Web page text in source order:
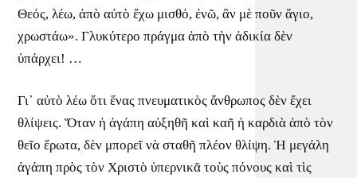
Θεός, λέω, ἀπὸ αὐτὸ ἔχω μισθό, ἐνῶ, ἂν μὲ ποῦν ἅγιο,
χρωστάω». Γλυκύτερο πράγμα ἀπὸ τὴν ἀδικία δὲν
ὑπάρχει! …
Γι᾿ αὐτὸ λέω ὅτι ἕνας πνευματικὸς ἄνθρωπος δὲν ἔχει
θλίψεις. Ὅταν ἡ ἀγάπη αὐξηθῆ καὶ καῆ ἡ καρδιὰ ἀπὸ τὸν
θεῖο ἔρωτα, δὲν μπορεῖ νὰ σταθῆ πλέον θλίψη. Ἡ μεγάλη
ἀγάπη πρὸς τὸν Χριστὸ ὑπερνικᾶ τοὺς πόνους καὶ τὶς